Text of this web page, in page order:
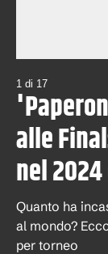
1 di 17
alle
nel
Quanto ha
al mondo?
per torneo